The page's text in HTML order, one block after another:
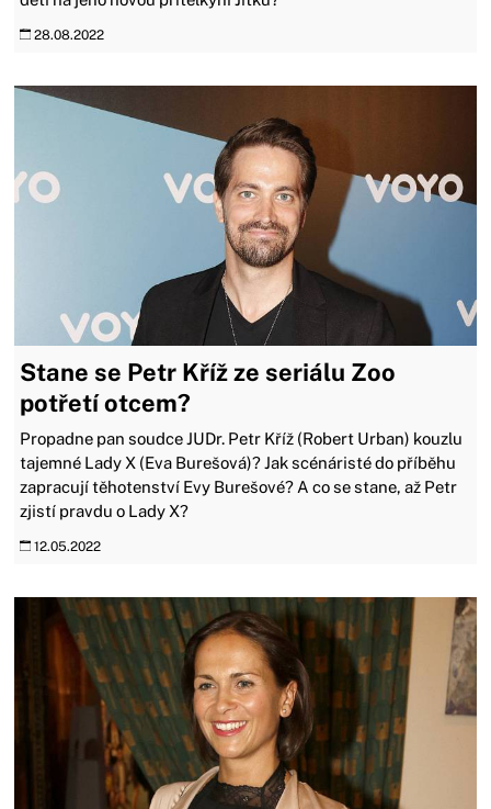
28.08.2022
Stane se Petr Kříž ze seriálu Zoo
potřetí otcem?
Propadne pan soudce JUDr. Petr Kříž (Robert Urban) kouzlu
tajemné Lady X (Eva Burešová)? Jak scénáristé do příběhu
zapracují těhotenství Evy Burešové? A co se stane, až Petr
zjistí pravdu o Lady X?
12.05.2022